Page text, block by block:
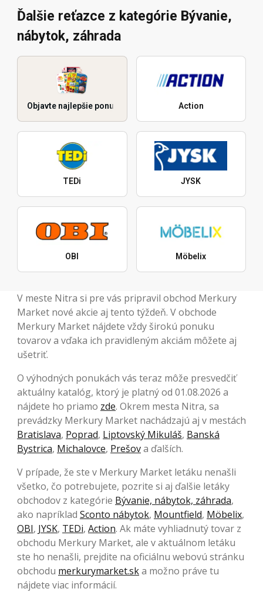
Ďalšie reťazce z kategórie Bývanie,
nábytok, záhrada
Objavte najlepšie ponuky Action
TEDi JYSK
OBI Möbelix
V meste Nitra si pre vás pripravil obchod Merkury
Market nové akcie aj tento týždeň. V obchode
Merkury Market nájdete vždy širokú ponuku
tovarov a vďaka ich pravidleným akciám môžete aj
ušetriť.
O výhodných ponukách vás teraz môže presvedčiť
aktuálny katalóg, ktorý je platný od 01.08.2026 a
nájdete ho priamo zde. Okrem mesta Nitra, sa
prevádzky Merkury Market nachádzajú aj v mestách
Bratislava, Poprad, Liptovský Mikuláš, Banská
Bystrica, Michalovce, Prešova ďalších.
V prípade, že ste v Merkury Market letáku nenašli
všetko, čo potrebujete, pozrite si aj ďalšie letáky
obchodov z kategórie Bývanie, nábytok, záhrada,
ako napríklad Sconto nábytok, Mountfield, Möbelix,
OBI, JYSK, TEDi, Action. Ak máte vyhliadnutý tovar z
obchodu Merkury Market, ale v aktuálnom letáku
ste ho nenašli, prejdite na oficiálnu webovú stránku
obchodu merkurymarket.ska možno práve tu
nájdete viac informácií.